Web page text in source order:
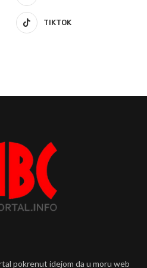
TIKTOK
pokrenut idejom da u moru web